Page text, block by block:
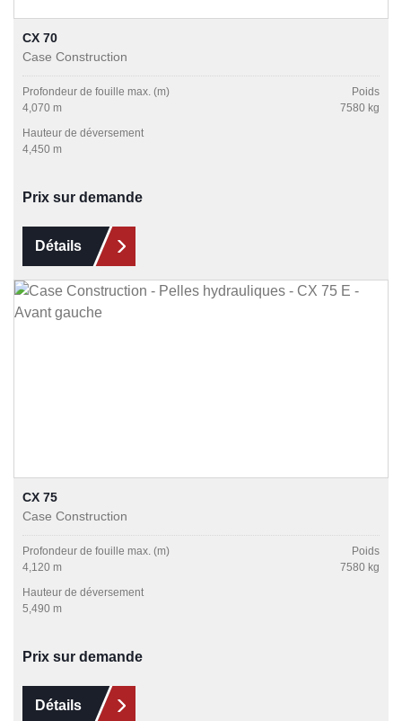
CX 70
Case Construction
Profondeur de fouille max. (m)
4,070 m
Poids
7580 kg
Hauteur de déversement
4,450 m
Prix sur demande
Détails
CX 75
Case Construction
Profondeur de fouille max. (m)
4,120 m
Poids
7580 kg
Hauteur de déversement
5,490 m
Prix sur demande
Détails